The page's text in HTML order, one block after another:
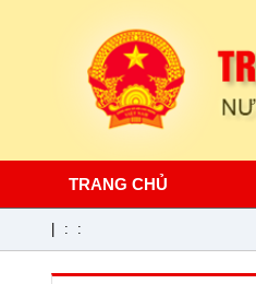
TRANG CHỦ
: :